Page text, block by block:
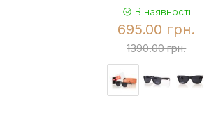
В наявності
695.00 грн.
1390.00 грн.